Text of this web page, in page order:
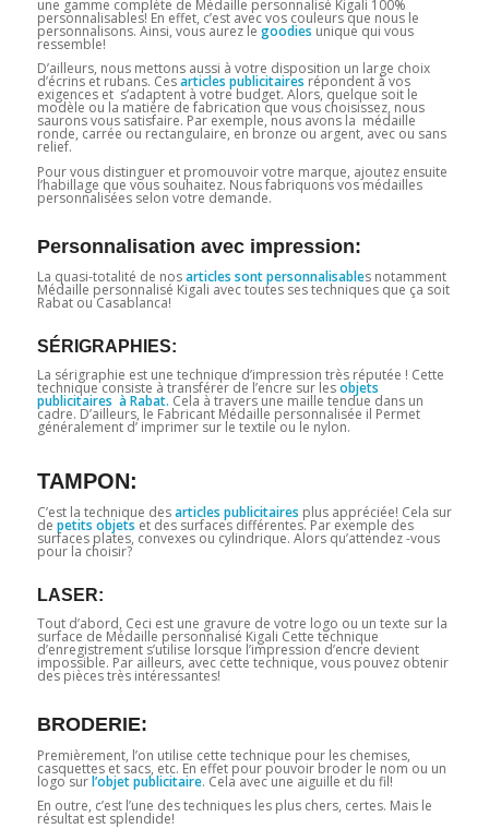
une gamme complète de Médaille personnalisé Kigali 100%
personnalisables! En effet, c’est avec vos couleurs que nous le
personnalisons. Ainsi, vous aurez le goodies unique qui vous
ressemble!
D’ailleurs, nous mettons aussi à votre disposition un large choix
d’écrins et rubans. Cesarticles publicitaires répondent à vos
exigences et s’adaptent à votre budget. Alors, quelque soit le
modèle ou la matière de fabrication que vous choisissez, nous
saurons vous satisfaire. Par exemple, nous avons la médaille
ronde, carrée ou rectangulaire, en bronze ou argent, avec ou sans
relief.
Pour vous distinguer et promouvoir votre marque, ajoutez ensuite
l’habillage que vous souhaitez. Nous fabriquons vos médailles
personnalisées selon votre demande.
Personnalisation avec impression:
La quasi-totalité de nosarticles sont personnalisables notamment
Médaille personnalisé Kigali avec toutes ses techniques que ça soit
Rabat ou Casablanca!
SÉRIGRAPHIES:
La sérigraphie est une technique d’impression très réputée ! Cette
technique consiste à transférer de l’encre sur lesobjets
publicitaires à Rabat. Cela à travers une maille tendue dans un
cadre. D’ailleurs, le Fabricant Médaille personnalisée il Permet
généralement d’ imprimer sur le textile ou le nylon.
TAMPON:
C’est la technique desarticles publicitaires plus appréciée! Cela sur
de petits objets et des surfaces différentes. Par exemple des
surfaces plates, convexes ou cylindrique. Alors qu’attendez -vous
pour la choisir?
LASER:
Tout d’abord, Ceci est une gravure de votre logo ou un texte sur la
surface de Médaille personnalisé Kigali Cette technique
d’enregistrement s’utilise lorsque l’impression d’encre devient
impossible. Par ailleurs, avec cette technique, vous pouvez obtenir
des pièces très intéressantes!
BRODERIE:
Premièrement, l’on utilise cette technique pour les chemises,
casquettes et sacs, etc. En effet pour pouvoir broder le nom ou un
logo surl’objet publicitaire. Cela avec une aiguille et du fil!
En outre, c’est l’une des techniques les plus chers, certes. Mais le
résultat est splendide!